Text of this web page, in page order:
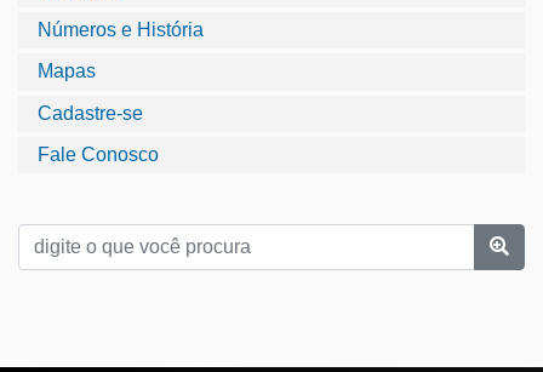
Números e História
Mapas
Cadastre-se
Fale Conosco